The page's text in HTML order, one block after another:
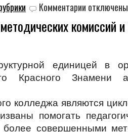
Комментарии записи
Работа
цикловых
методического
совета
отключены
комиссий
единицей в
Красного Знамени
колледжа являются
помогать
более совершенными